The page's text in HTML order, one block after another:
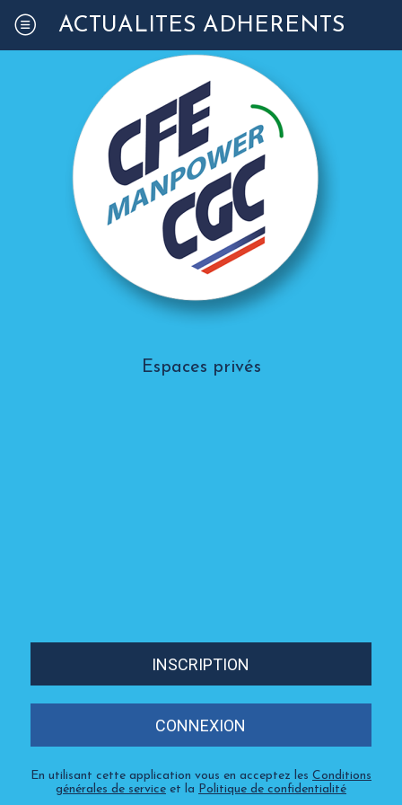
ACTUALITÉS ADHÉRENTS
Espaces privés
INSCRIPTION
CONNEXION
En utilisant cette application vous en acceptez les Conditions
générales de service et la Politique de confidentialité